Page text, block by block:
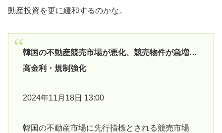
動産投資を更に緩和するのかな。
韓国の不動産競売市場が悪化、競売物件が急増…
高金利・規制強化
2024年11月18日 13:00
韓国の不動産市場に先行指標とされる競売市場